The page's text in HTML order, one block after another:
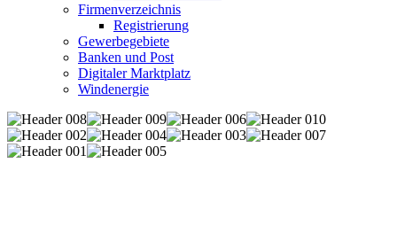
Firmenverzeichnis
Registrierung
Gewerbegebiete
Banken und Post
Digitaler Marktplatz
Windenergie